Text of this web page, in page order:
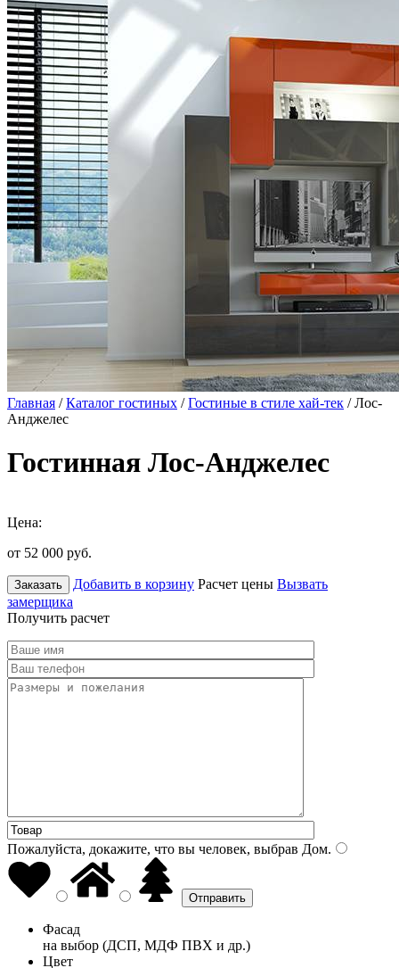
Главная /Каталог гостиных /Гостиные в стиле хай-тек / Лос-
Анджелес
Гостинная Лос-Анджелес
Цена:
от 52 000 руб.
Заказать Добавить в корзину Расчет цены Вызвать
замерщика
Получить расчет
Пожалуйста, докажите, что вы человек, выбрав Дом.
Фасад
на выбор (ДСП, МДФ ПВХ и др.)
Цвет